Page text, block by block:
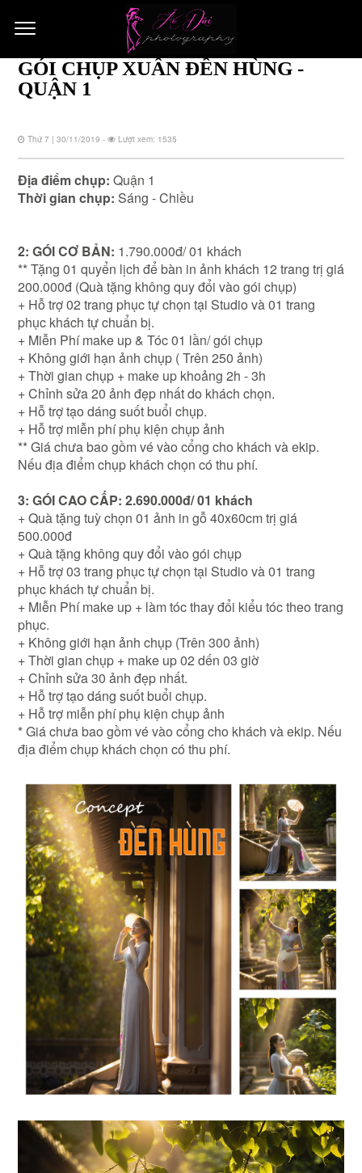
GÓI CHỤP XUÂN ĐỀN HÙNG -
QUẬN 1
Thứ 7 | 30/11/2019 - Lượt xem: 1535
Địa điểm chụp: Quận 1
Thời gian chụp: Sáng - Chiều
2: GÓI CƠ BẢN: 1.790.000đ/ 01 khách
** Tặng 01 quyển lịch để bàn in ảnh khách 12 trang trị giá
200.000đ (Quà tặng không quy đổi vào gói chụp)
+ Hỗ trợ 02 trang phục tự chọn tại Studio và 01 trang
phục khách tự chuẩn bị.
+ Miễn Phí make up & Tóc 01 lần/ gói chụp
+ Không giới hạn ảnh chụp ( Trên 250 ảnh)
+ Thời gian chụp + make up khoảng 2h - 3h
+ Chỉnh sửa 20 ảnh đẹp nhất do khách chọn.
+ Hỗ trợ tạo dáng suốt buổi chụp.
+ Hỗ trợ miễn phí phụ kiện chụp ảnh
** Giá chưa bao gồm vé vào cổng cho khách và ekip.
Nếu địa điểm chụp khách chọn có thu phí.
3: GÓI CAO CẤP: 2.690.000đ/ 01 khách
+ Quà tặng tuỳ chọn 01 ảnh in gỗ 40x60cm trị giá
500.000đ
+ Quà tặng không quy đổi vào gói chụp
+ Hỗ trợ 03 trang phục tự chọn tại Studio và 01 trang
phục khách tự chuẩn bị.
+ Miễn Phí make up + làm tóc thay đổi kiểu tóc theo trang
phục.
+ Không giới hạn ảnh chụp (Trên 300 ảnh)
+ Thời gian chụp + make up 02 dến 03 giờ
+ Chỉnh sửa 30 ảnh đẹp nhất.
+ Hỗ trợ tạo dáng suốt buổi chụp.
+ Hỗ trợ miễn phí phụ kiện chụp ảnh
* Giá chưa bao gồm vé vào cổng cho khách và ekip. Nếu
địa điểm chụp khách chọn có thu phí.